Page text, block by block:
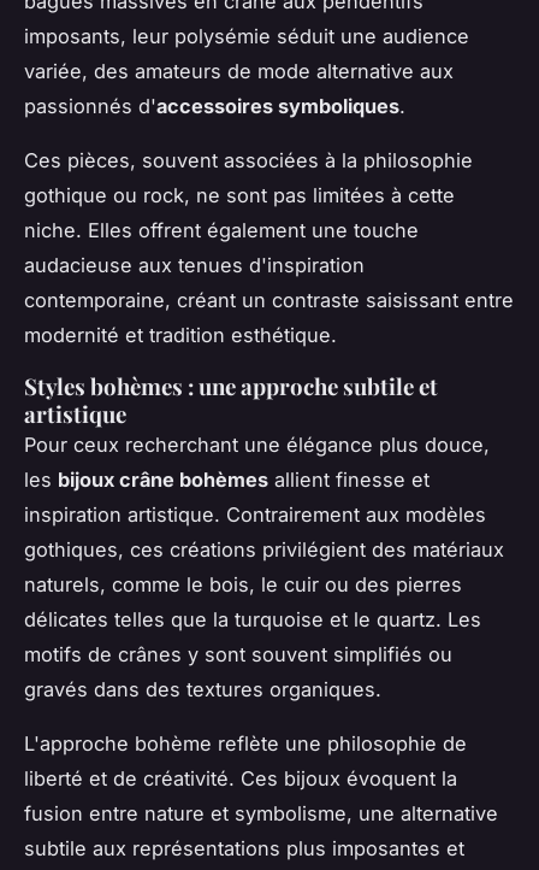
imposants, leur polysémie séduit une audience
variée, des amateurs de mode alternative aux
passionnés d'accessoires symboliques.
Ces pièces, souvent associées à la philosophie
gothique ou rock, ne sont pas limitées à cette
niche. Elles offrent également une touche
audacieuse aux tenues d'inspiration
contemporaine, créant un contraste saisissant entre
modernité et tradition esthétique.
Styles bohèmes : une approche subtile et
artistique
Pour ceux recherchant une élégance plus douce,
les bijoux crâne bohèmes allient finesse et
inspiration artistique. Contrairement aux modèles
gothiques, ces créations privilégient des matériaux
naturels, comme le bois, le cuir ou des pierres
délicates telles que la turquoise et le quartz. Les
motifs de crânes y sont souvent simplifiés ou
gravés dans des textures organiques.
L'approche bohème reflète une philosophie de
liberté et de créativité. Ces bijoux évoquent la
fusion entre nature et symbolisme, une alternative
subtile aux représentations plus imposantes et